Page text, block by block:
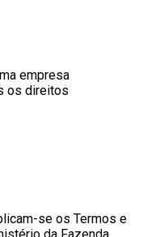
empresa
os direitos
se os Termos e